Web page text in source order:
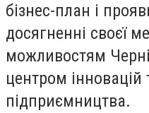
бізнес-план і
досягненні своєї
можливостям
центром
підприємництва.